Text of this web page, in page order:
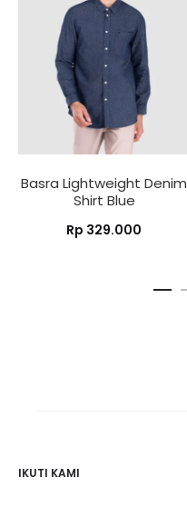
Basra Lightweight Denim
Shirt Blue
Rp 329.000
IKUTI KAMI